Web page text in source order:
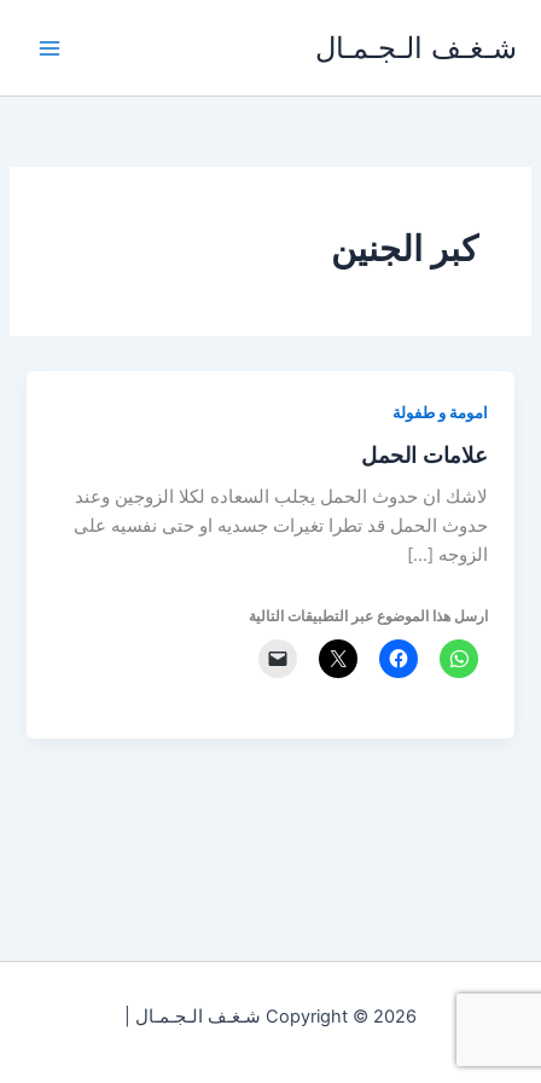
شـغـف الـجـمـال
كبر الجنين
امومة و طفولة
علامات الحمل
لاشك ان حدوث الحمل يجلب السعاده لكلا الزوجين وعند
حدوث الحمل قد تطرا تغيرات جسديه او حتى نفسيه على
الزوجه […]
ارسل هذا الموضوع عبر التطبيقات التالية
Copyright © 2026 شـغـف الـجـمـال |